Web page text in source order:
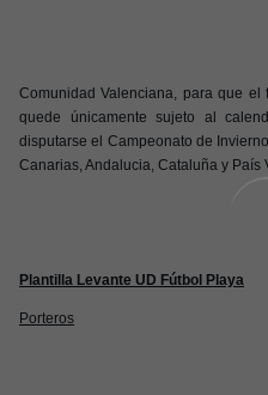
Comunidad Valenciana, para que
quede únicamente sujeto al
disputarse el Campeonato de
Canarias, Andalucia, Cataluña y País
Plantilla Levante UD Fútbol Playa
Porteros